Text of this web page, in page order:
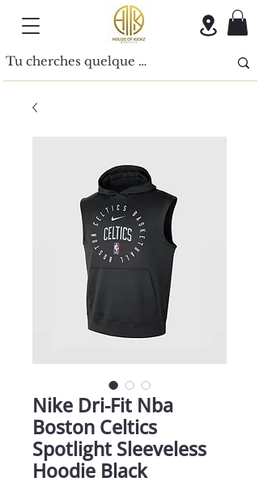
Nike Dri-Fit Nba
Boston Celtics
Spotlight Sleeveless
Hoodie Black